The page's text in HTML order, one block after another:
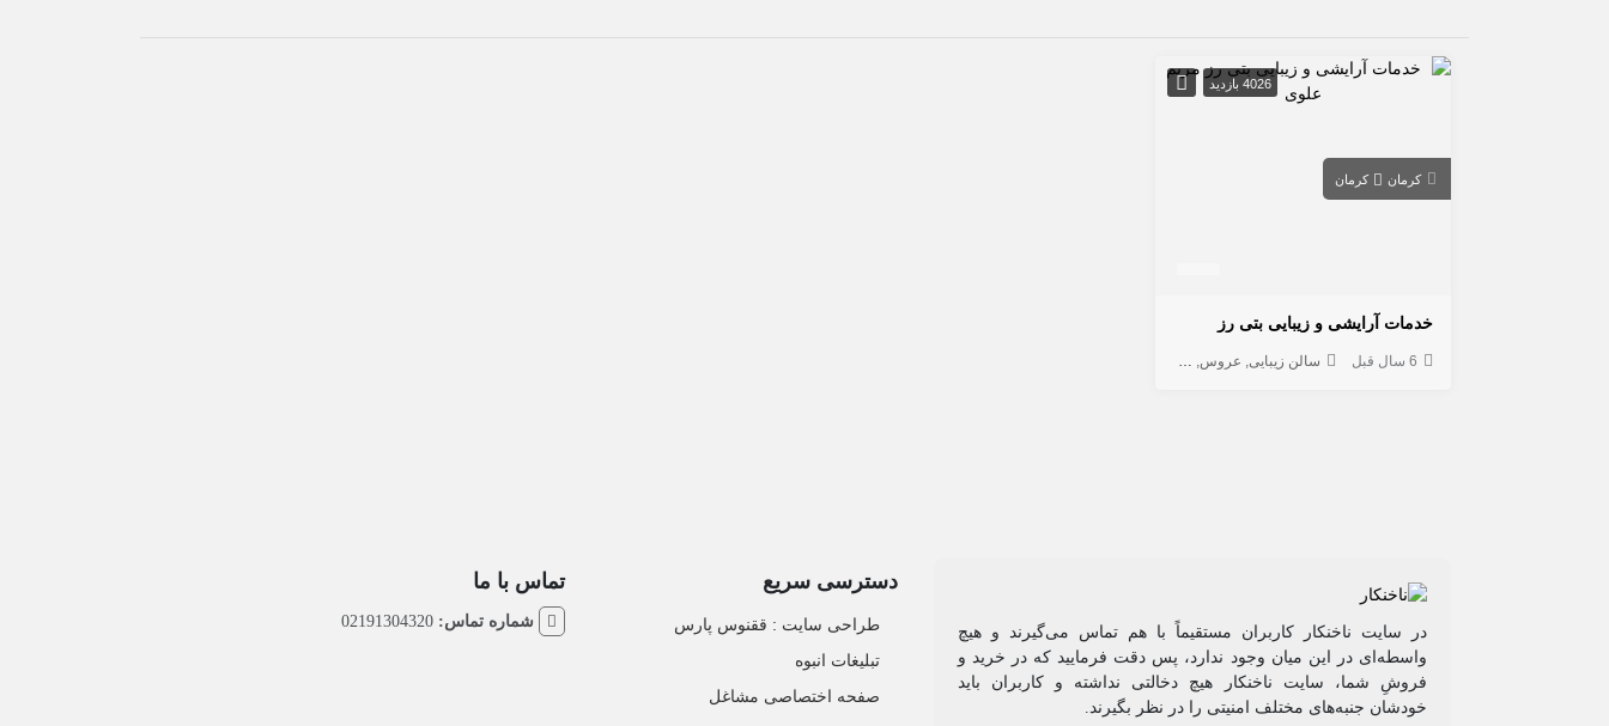
4026 بازدید
کرمان کرمان
خدمات آرایشی و زیبایی بتی رز
6 سال قبل سالن زیبایی عروس
در سایت ناخنکار کاربران مستقیماً با هم تماس می‌گیرند و هیچ
واسطه‌ای در این میان وجود ندارد، پس دقت فرمایید که در خرید و
فروشِ شما، سایت ناخنکار هیچ دخالتی نداشته و کاربران باید
خودشان جنبه‌های مختلف امنیتی را در نظر بگیرند.
دسترسی سریع
طراحی سایت :‌ ققنوس پارس
تبلیغات انبوه
صفحه اختصاصی مشاغل
تماس با ما
شماره تماس: 02191304320